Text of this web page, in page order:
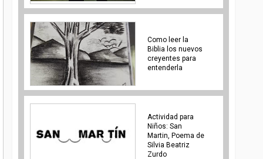
Como leer la
Biblia los nuevos
creyentes para
entenderla
Actividad para
Niños: San
Martin, Poema de
Silvia Beatriz
Zurdo